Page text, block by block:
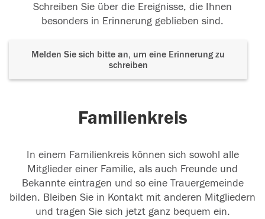
Schreiben Sie über die Ereignisse, die Ihnen
besonders in Erinnerung geblieben sind.
Melden Sie sich bitte an, um eine Erinnerung zu
schreiben
Familienkreis
In einem Familienkreis können sich sowohl alle
Mitglieder einer Familie, als auch Freunde und
Bekannte eintragen und so eine Trauergemeinde
bilden. Bleiben Sie in Kontakt mit anderen Mitgliedern
und tragen Sie sich jetzt ganz bequem ein.